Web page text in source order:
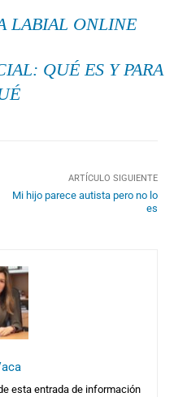
LABIAL ONLINE
QUÉ ES Y PARA
ARTÍCULO SIGUIENTE
Mi hijo parece autista pero no lo
es
esta entrada de información